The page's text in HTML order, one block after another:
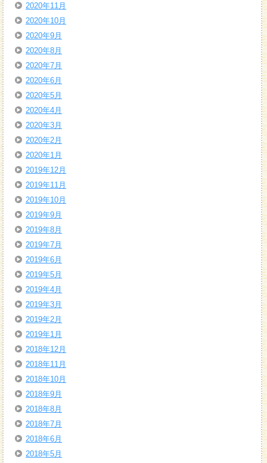
2020年11月
2020年10月
2020年9月
2020年8月
2020年7月
2020年6月
2020年5月
2020年4月
2020年3月
2020年2月
2020年1月
2019年12月
2019年11月
2019年10月
2019年9月
2019年8月
2019年7月
2019年6月
2019年5月
2019年4月
2019年3月
2019年2月
2019年1月
2018年12月
2018年11月
2018年10月
2018年9月
2018年8月
2018年7月
2018年6月
2018年5月